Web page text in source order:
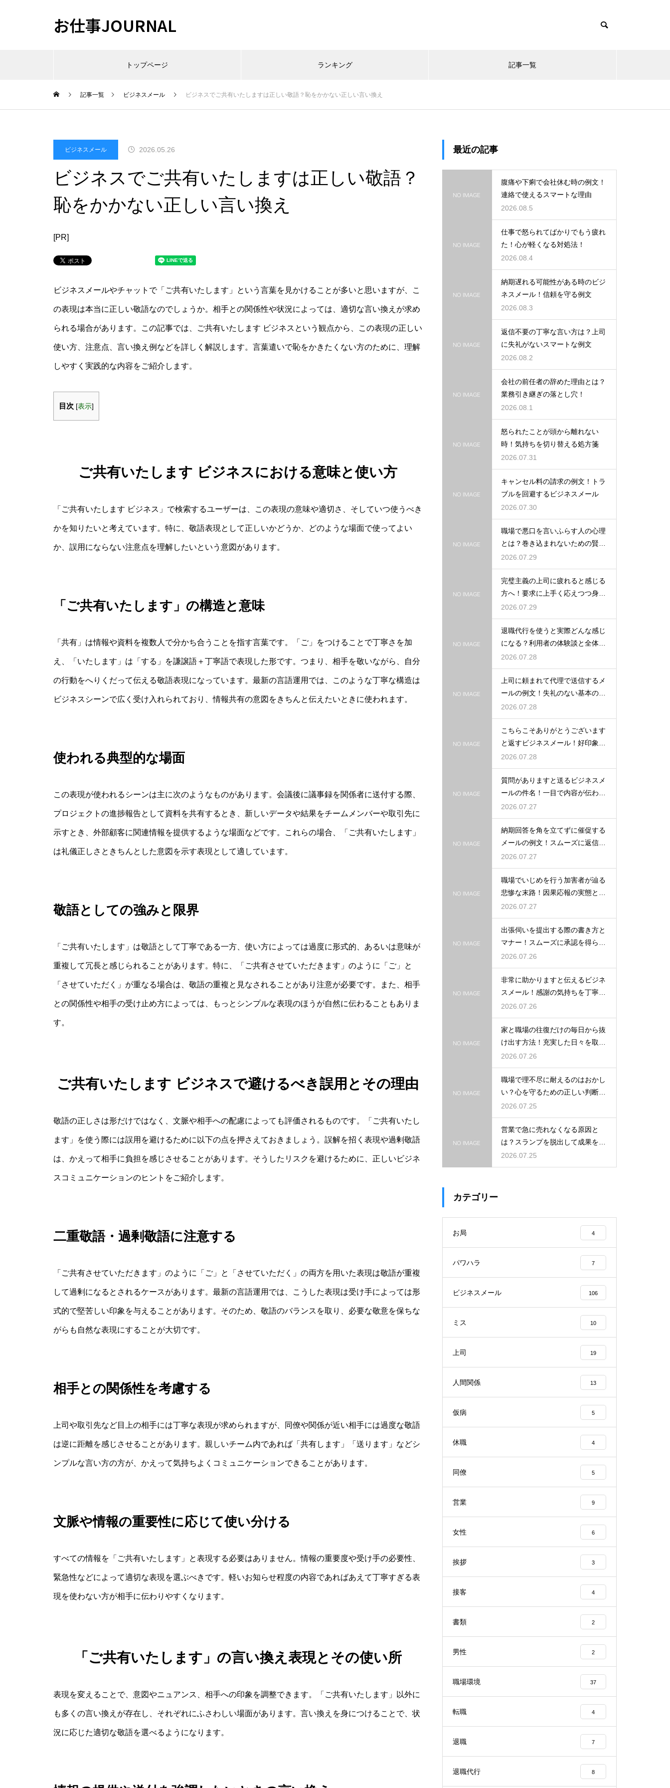
お仕事JOURNAL
トップページ ランキング 記事一覧
記事一覧 ビジネスメール ビジネスでご共有いたしますは正しい敬語？恥をかかない正しい言い換え
ビジネスメール 2026.05.26
ビジネスでご共有いたしますは正しい敬語？
恥をかかない正しい言い換え
[PR]
ビジネスメールやチャットで「ご共有いたします」という言葉を見かけることが多いと思いますが、こ
の表現は本当に正しい敬語なのでしょうか。相手との関係性や状況によっては、適切な言い換えが求め
られる場合があります。この記事では、ご共有いたします ビジネスという観点から、この表現の正しい
使い方、注意点、言い換え例などを詳しく解説します。言葉遣いで恥をかきたくない方のために、理解
しやすく実践的な内容をご紹介します。
目次 [表示]
ご共有いたします ビジネスにおける意味と使い方
「ご共有いたします ビジネス」で検索するユーザーは、この表現の意味や適切さ、そしていつ使うべき
かを知りたいと考えています。特に、敬語表現として正しいかどうか、どのような場面で使ってよい
か、誤用にならない注意点を理解したいという意図があります。
「ご共有いたします」の構造と意味
「共有」は情報や資料を複数人で分かち合うことを指す言葉です。「ご」をつけることで丁寧さを加
え、「いたします」は「する」を謙譲語＋丁寧語で表現した形です。つまり、相手を敬いながら、自分
の行動をへりくだって伝える敬語表現になっています。最新の言語運用では、このような丁寧な構造は
ビジネスシーンで広く受け入れられており、情報共有の意図をきちんと伝えたいときに使われます。
使われる典型的な場面
この表現が使われるシーンは主に次のようなものがあります。会議後に議事録を関係者に送付する際、
プロジェクトの進捗報告として資料を共有するとき、新しいデータや結果をチームメンバーや取引先に
示すとき、外部顧客に関連情報を提供するような場面などです。これらの場合、「ご共有いたします」
は礼儀正しさときちんとした意図を示す表現として適しています。
敬語としての強みと限界
「ご共有いたします」は敬語として丁寧である一方、使い方によっては過度に形式的、あるいは意味が
重複して冗長と感じられることがあります。特に、「ご共有させていただきます」のように「ご」と
「させていただく」が重なる場合は、敬語の重複と見なされることがあり注意が必要です。また、相手
との関係性や相手の受け止め方によっては、もっとシンプルな表現のほうが自然に伝わることもありま
す。
ご共有いたします ビジネスで避けるべき誤用とその理由
敬語の正しさは形だけではなく、文脈や相手への配慮によっても評価されるものです。「ご共有いたし
ます」を使う際には誤用を避けるために以下の点を押さえておきましょう。誤解を招く表現や過剰敬語
は、かえって相手に負担を感じさせることがあります。そうしたリスクを避けるために、正しいビジネ
スコミュニケーションのヒントをご紹介します。
二重敬語・過剰敬語に注意する
「ご共有させていただきます」のように「ご」と「させていただく」の両方を用いた表現は敬語が重複
して過剰になるとされるケースがあります。最新の言語運用では、こうした表現は受け手によっては形
式的で堅苦しい印象を与えることがあります。そのため、敬語のバランスを取り、必要な敬意を保ちな
がらも自然な表現にすることが大切です。
相手との関係性を考慮する
上司や取引先など目上の相手には丁寧な表現が求められますが、同僚や関係が近い相手には過度な敬語
は逆に距離を感じさせることがあります。親しいチーム内であれば「共有します」「送ります」などシ
ンプルな言い方の方が、かえって気持ちよくコミュニケーションできることがあります。
文脈や情報の重要性に応じて使い分ける
すべての情報を「ご共有いたします」と表現する必要はありません。情報の重要度や受け手の必要性、
緊急性などによって適切な表現を選ぶべきです。軽いお知らせ程度の内容であればあえて丁寧すぎる表
現を使わない方が相手に伝わりやすくなります。
「ご共有いたします」の言い換え表現とその使い所
表現を変えることで、意図やニュアンス、相手への印象を調整できます。「ご共有いたします」以外に
も多くの言い換えが存在し、それぞれにふさわしい場面があります。言い換えを身につけることで、状
況に応じた適切な敬語を選べるようになります。
最近の記事
腹痛や下痢で会社休む時の例文！
連絡で使えるスマートな理由
2026.08.5
仕事で怒られてばかりでもう疲れ
た！心が軽くなる対処法！
2026.08.4
納期遅れる可能性がある時のビジ
ネスメール！信頼を守る例文
2026.08.3
返信不要の丁寧な言い方は？上司
に失礼がないスマートな例文
2026.08.2
会社の前任者の辞めた理由とは？
業務引き継ぎの落とし穴！
2026.08.1
怒られたことが頭から離れない
時！気持ちを切り替える処方箋
2026.07.31
キャンセル料の請求の例文！トラ
ブルを回避するビジネスメール
2026.07.30
職場で悪口を言いふらす人の心理
とは？巻き込まれないための賢い
対処法
2026.07.29
完璧主義の上司に疲れると感じる
方へ！要求に上手く応えつつ身を
守る方法
2026.07.29
退職代行を使うと実際どんな感じ
になる？利用者の体験談と全体の
流れ
2026.07.28
上司に頼まれて代理で送信するメ
ールの例文！失礼のない基本の書
き方
2026.07.28
こちらこそありがとうございます
と返すビジネスメール！好印象な
例文
2026.07.28
質問がありますと送るビジネスメ
ールの件名！一目で内容が伝わる
書き方
2026.07.27
納期回答を角を立てずに催促する
メールの例文！スムーズに返信を
もらう術
2026.07.27
職場でいじめを行う加害者が辿る
悲惨な末路！因果応報の実態と身
の守り方
2026.07.27
出張伺いを提出する際の書き方と
マナー！スムーズに承認を得られ
る例文
2026.07.26
非常に助かりますと伝えるビジネ
スメール！感謝の気持ちを丁寧に
表す表現
2026.07.26
家と職場の往復だけの毎日から抜
け出す方法！充実した日々を取り
戻す
2026.07.26
職場で理不尽に耐えるのはおかし
い？心を守るための正しい判断と
行動
2026.07.25
営業で急に売れなくなる原因と
は？スランプを脱出して成果を上
げる対策
2026.07.25
カテゴリー
お局 4
パワハラ 7
ビジネスメール 106
ミス 10
上司 19
人間関係 13
仮病 5
休職 4
同僚 5
営業 9
女性 6
挨拶 3
接客 4
書類 2
男性 2
職場環境 37
転職 4
退職 7
退職代行 8